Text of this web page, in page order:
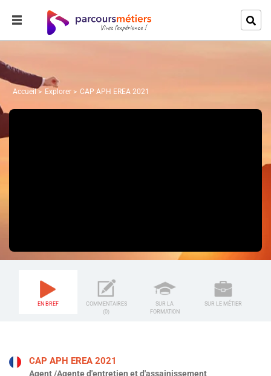
Accueil Explorer CAP APH EREA 2021
EN BREF
COMMENTAIRES
(0)
SUR LA
FORMATION
SUR LE MÉTIER
CAP APH EREA 2021
Agent /Agente d'entretien et d'assainissement